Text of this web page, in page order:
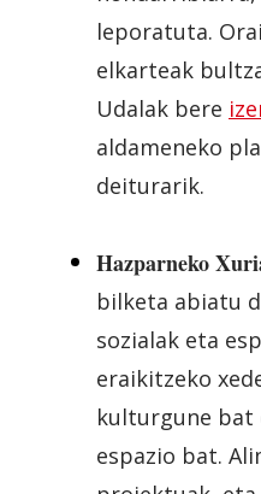
leporatuta.
elkarteak
Udalak bere
aldameneko
deiturarik.
Hazparneko
bilketa abiatu
sozialak eta
eraikitzeko
kulturgune bat
espazio bat.